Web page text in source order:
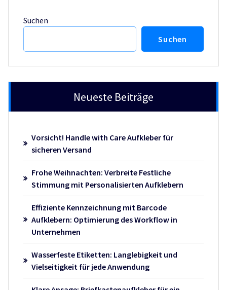
Suchen
Suchen
Neueste Beiträge
Vorsicht! Handle with Care Aufkleber für
sicheren Versand
Frohe Weihnachten: Verbreite Festliche
Stimmung mit Personalisierten Aufklebern
Effiziente Kennzeichnung mit Barcode
Aufklebern: Optimierung des Workflow in
Unternehmen
Wasserfeste Etiketten: Langlebigkeit und
Vielseitigkeit für jede Anwendung